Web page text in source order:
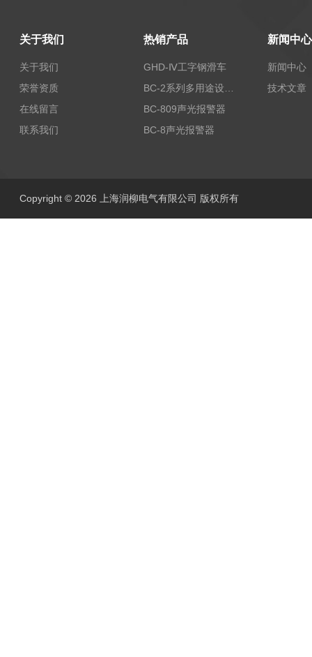
关于我们
关于我们
荣誉资质
在线留言
联系我们
热销产品
GHD-Ⅳ工字钢滑车
BC-809声光报警器
BC-8声光报警器
新闻中心
新闻中心
技术文章
Copyright © 2026 上海润柳电气有限公司 版权所有